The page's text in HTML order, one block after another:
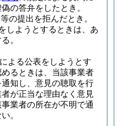
の答弁をしたとき。
の提出を拒んだとき。
しようとするときは、あ
。
よる公表をしようとす
るときは、当該事業者
知し、意見の聴取を行
が正当な理由なく意見
業者の所在が不明で通
。